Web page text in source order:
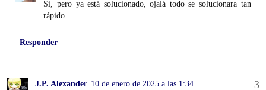
Si, pero ya está solucionado, ojalá todo se solucionara tan
rápido.
Responder
J.P. Alexander 10 de enero de 2025 a las 1:34